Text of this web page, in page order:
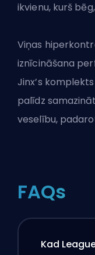
ikvienu, kurš
Viņas
iznīcināšana
Jinx’s
palīdz
veselību,
FAQs
Kad